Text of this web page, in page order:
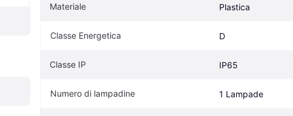
Materiale Plastica
Classe Energetica D
Classe IP IP65
Numero di lampadine 1 Lampade